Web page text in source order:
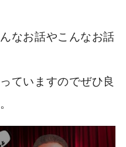
なお話やこんなお話
ていますのでぜひ良